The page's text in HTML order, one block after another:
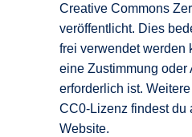
Creative Commons
veröffentlicht. Dies
frei verwendet werden
eine Zustimmung oder
erforderlich ist.
CC0-Lizenz findest du
Website.